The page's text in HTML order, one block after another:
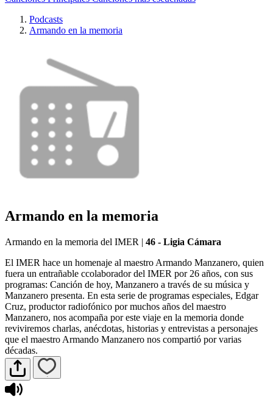
Podcasts
Armando en la memoria
Armando en la memoria
Armando en la memoria del IMER | 46 - Ligia Cámara
El IMER hace un homenaje al maestro Armando Manzanero, quien
fuera un entrañable ccolaborador del IMER por 26 años, con sus
programas: Canción de hoy, Manzanero a través de su música y
Manzanero presenta. En esta serie de programas especiales, Edgar
Cruz, productor radiofónico por muchos años del maestro
Manzanero, nos acompaña por este viaje en la memoria donde
reviviremos charlas, anécdotas, historias y entrevistas a personajes
que el maestro Armando Manzanero nos compartió por varias
décadas.